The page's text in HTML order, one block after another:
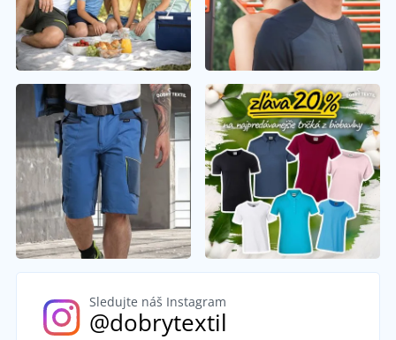
Sledujte náš Instagram
@dobrytextil